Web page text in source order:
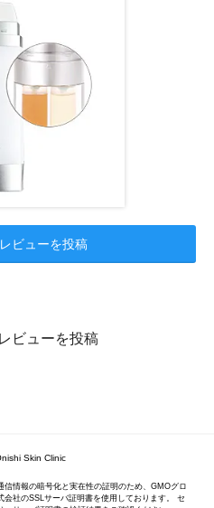
ビューを投稿
ビューを投稿
Skin Clinic
信情報の暗号化と実在性の証明のため、GMOグロ
会社のSSLサーバ証明書を使用しております。 セ